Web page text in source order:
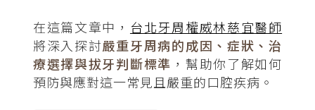
在這篇文章中， 台北牙周權威林慈宜醫師
將深入探討嚴重牙周病的成因、症狀、治
療選擇與拔牙判斷標準 ，幫助你了解如何
預防與應對這一常見且嚴重的口腔疾病。